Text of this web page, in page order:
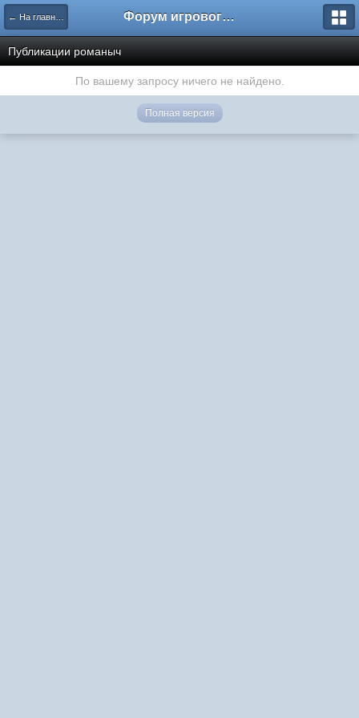
← На главную Форум игрового проекта Riverrise
Публикации романыч
По вашему запросу ничего не найдено.
Полная версия